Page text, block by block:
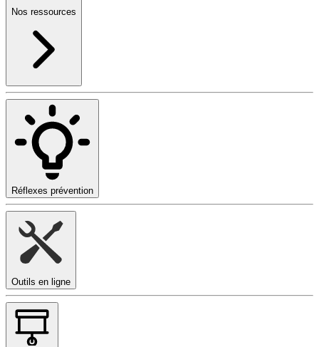
Nos ressources
Réflexes prévention
Outils en ligne